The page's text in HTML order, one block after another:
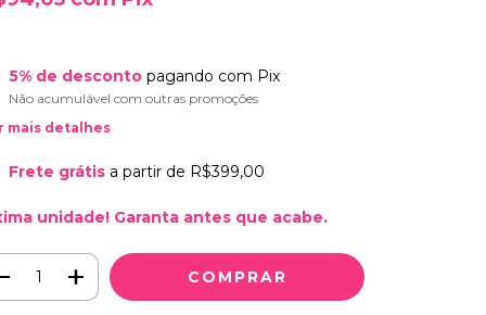
5% de descontopagando com Pix
Não acumulável com outras promoções
mais detalhes
Frete grátis a partir de R$399,00
unidade! Garanta antes que acabe.